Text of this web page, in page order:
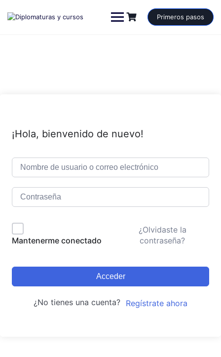
contenido
Primeros pasos
¡Hola, bienvenido de nuevo!
Mantenerme conectado
¿Olvidaste la
contraseña?
Acceder
¿No tienes una cuenta? Regístrate ahora